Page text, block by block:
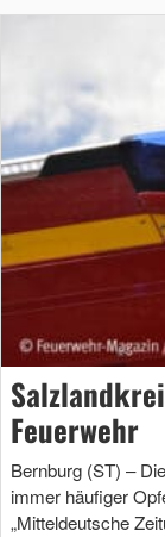
Feuerwehr
Bernburg (ST) –
immer häufiger
„Mitteldeutsche